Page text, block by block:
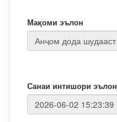
Мақоми эълон
Санаи интишори эълон